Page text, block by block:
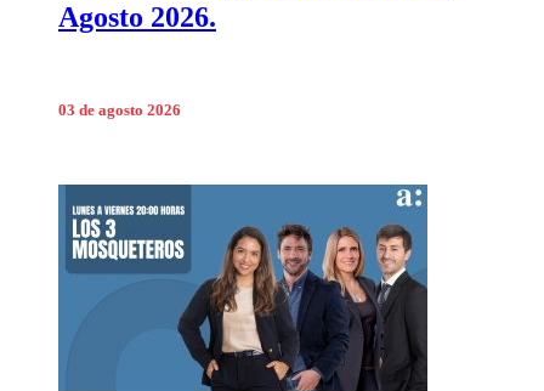
Agosto 2026.
03 de agosto 2026